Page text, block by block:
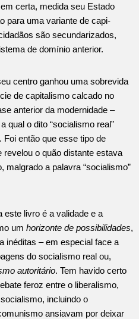
certa, medida seu Estado
para uma variante de capi­
são secundarizados,
de domínio anterior.
centro ganhou uma sobrevida
de capitalismo calcado no
anterior da modernidade –
qual o dito “socialismo real”
então que esse tipo de
o quão distante estava
mal­grado a palavra “socialismo”
este livro é a validade e a
um horizonte de possibilidades,
inéditas – em especial face a
do socialismo real ou,
autoritário. Tem havido certo
feroz entre o liberalismo,
incluindo o
ansiavam por deixar